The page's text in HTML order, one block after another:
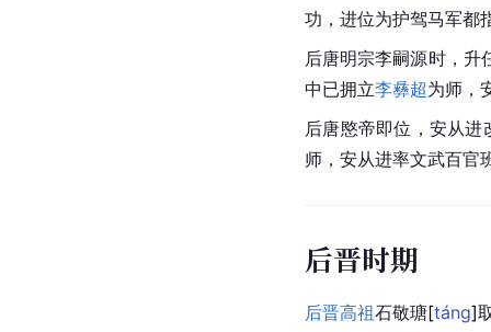
功， 进位为护驾马军都
后唐明宗李嗣源时，升
中已拥立李彝超为师，
后唐愍帝即位，安从进
师 ，安从进率文武百
后晋时期
后晋高祖石敬瑭[táng]